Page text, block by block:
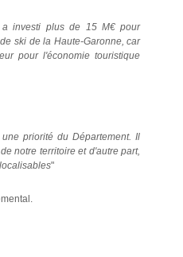
a investi plus de 15 M€ pour
ski de la Haute-Garonne, car
pour l'économie touristique
priorité du Département. Il
notre territoire et d'autre part,
"